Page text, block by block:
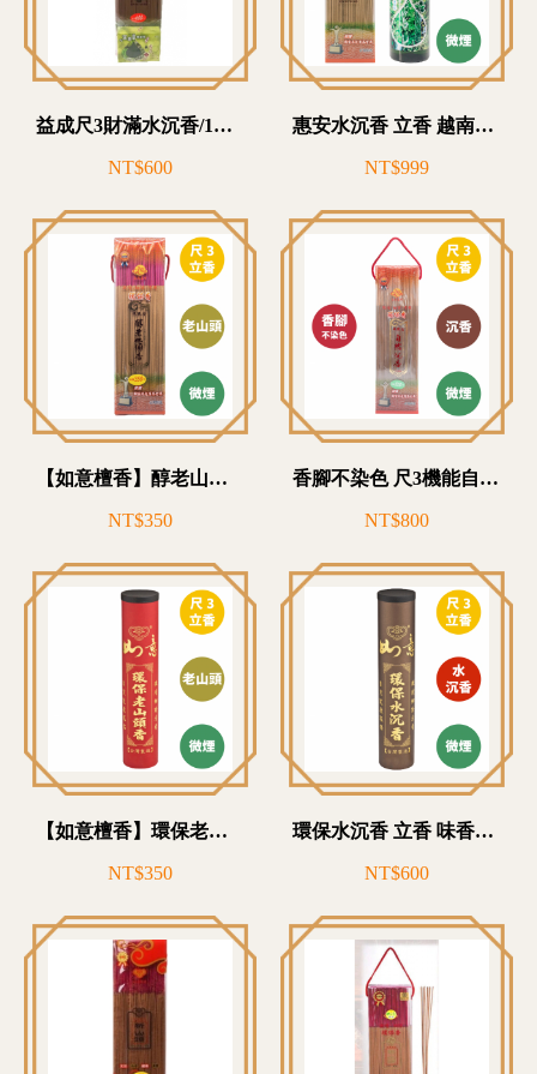
益成尺3財滿水沉香/1斤盒組合包(附贈艾草精油皂)-W14T3156
NT$600
惠安水沉香 立香 越南沉香原料 微煙環保香 限量送艾草六合沐浴乳
NT$999
【如意檀香】醇老山頭香 立香 微煙環保香
NT$350
香腳不染色 尺3機能自然沉香
NT$800
【如意檀香】環保老山頭香 立香 台灣手工香
NT$350
環保水沉香 立香 味香而甘 馨遠持久 台灣手工香
NT$600